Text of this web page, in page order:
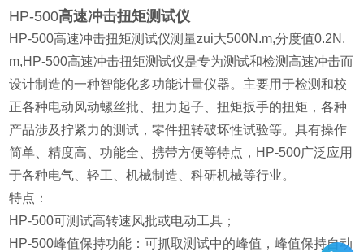
HP-500高速冲击扭矩测试仪
HP-500高速冲击扭矩测试仪测量zui大500N.m,分度值0.2N.
m,HP-500高速冲击扭矩测试仪是专为测试和检测高速冲击而
设计制造的一种智能化多功能计量仪器。主要用于检测和校
正各种电动风动螺丝批、扭力起子、扭矩扳手的扭矩，各种
产品涉及拧紧力的测试，零件扭转破坏性试验等。具有操作
简单、精度高、功能全、携带方便等特点，HP-500广泛应用
于各种电气、轻工、机械制造、科研机械等行业。
特点：
HP-500可测试高转速风批或电动工具；
HP-500峰值保持功能：可抓取测试中的峰值，峰值保持自动